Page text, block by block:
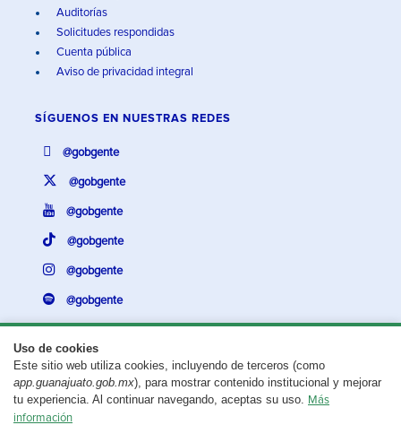
Uso de cookies
Este sitio web utiliza cookies, incluyendo de terceros (como
app.guanajuato.gob.mx), para mostrar contenido institucional y mejorar
tu experiencia. Al continuar navegando, aceptas su uso. Más
información
Auditorías
Solicitudes respondidas
Cuenta pública
Aviso de privacidad integral
SÍGUENOS EN NUESTRAS REDES
@gobgente
@gobgente
@gobgente
@gobgente
@gobgente
@gobgente
¿Existe algún problema con esta página?Repórtalo aquí.
Aviso legal